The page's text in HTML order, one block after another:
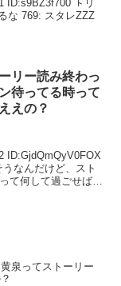
ID:s9BZ3f700 ㇳリ
な 769: スタレZZZ
リー読み終わっ
待ってる時って
えの？
ID:GjdQmQyV0FOX
なんだけど、スト
て何して過ごせばえ
泉ってストーリー